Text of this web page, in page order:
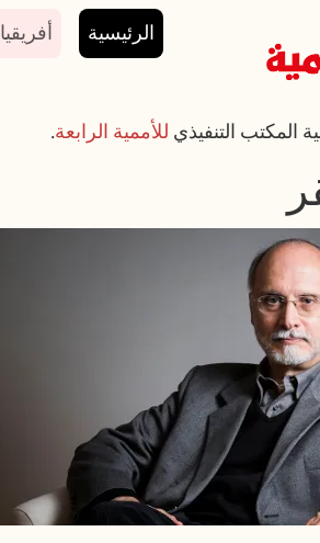
القائمة الرئيسيةالرئيسية أفريقيا
التنفيذي للأممية الرابعة.